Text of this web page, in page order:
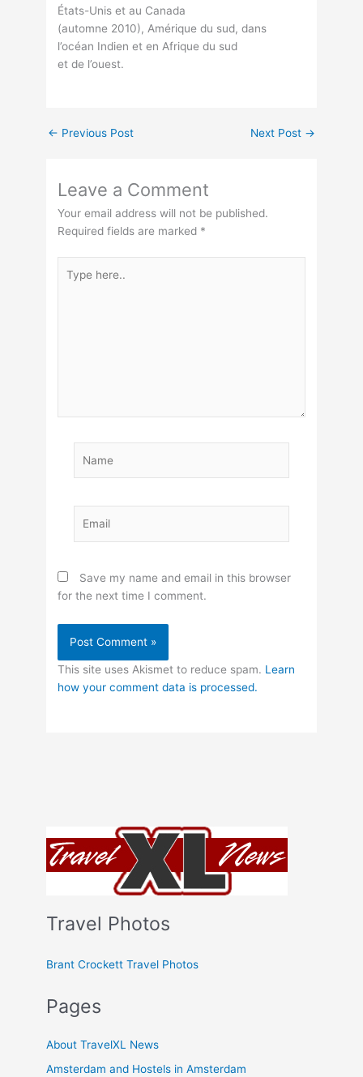
Travel Photos
Brant Crockett Travel Photos
Pages
About TravelXL News
Amsterdam and Hostels in Amsterdam
États-Unis et au Canada
(automne 2010), Amérique du sud, dans
l’océan Indien et en Afrique du sud
et de l’ouest.
← Previous Post Next Post →
Leave a Comment
Your email address will not be published.
Required fields are marked *
here..
Save my name and email in this browser
for the next time I comment.
This site uses Akismet to reduce spam. Learn
how your comment data is processed.